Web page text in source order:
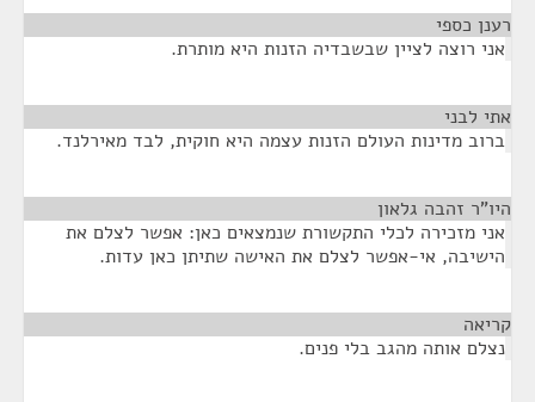
רענן כספי
אני רוצה לציין שבשבדיה הזנות היא מותרת.
אתי לבני
ברוב מדינות העולם הזנות עצמה היא חוקית, לבד מאירלנד.
היו"ר זהבה גלאון
אני מזכירה לכלי התקשורת שנמצאים כאן: אפשר לצלם את
הישיבה, אי-אפשר לצלם את האישה שתיתן כאן עדות.
קריאה
נצלם אותה מהגב בלי פנים.